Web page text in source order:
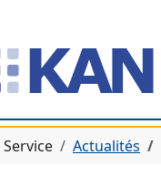
ici:
Service Actualités